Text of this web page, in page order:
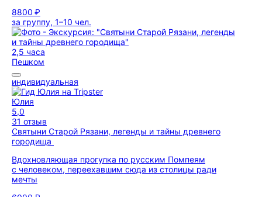
8800 ₽
за группу, 1–10 чел.
2,5 часа
Пешком
индивидуальная
Юлия
5,0
31 отзыв
Святыни Старой Рязани, легенды и тайны древнего
городища
Вдохновляющая прогулка по русским Помпеям
с человеком, переехавшим сюда из столицы ради
мечты